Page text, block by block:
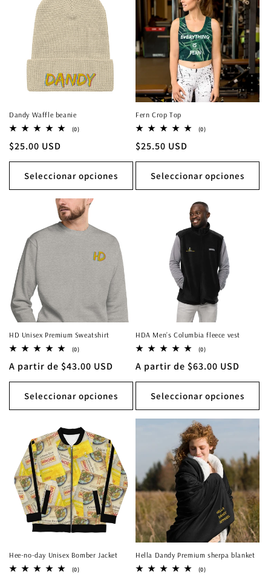
Dandy Waffle beanie
(0)0
Precio
habitual
$25.00 USD
Seleccionar opciones
Fern Crop Top
(0)0
Precio
habitual
$25.50 USD
Seleccionar opciones
HD Unisex Premium Sweatshirt
(0)0
totales
Precio
habitual
A partir de $43.00 USD
Seleccionar opciones
HDA Men’s Columbia fleece vest
(0)0
totales
Precio
habitual
A partir de $63.00 USD
Seleccionar opciones
Hee-no-day Unisex Bomber Jacket
(0)0
Hella Dandy Premium sherpa blanket
(0)0